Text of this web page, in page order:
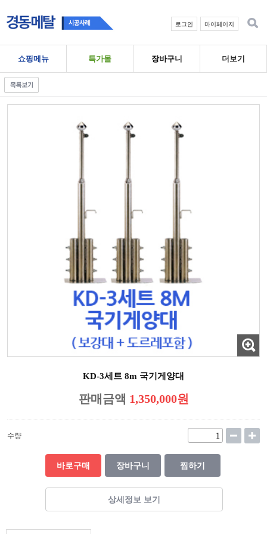
마이페이지
로그인
쇼핑메뉴 특가몰 장바구니 더보기
KD-3세트 8m 국기게양대
판매금액 1,350,000원
수량
바로구매 장바구니 찜하기
상세정보 보기